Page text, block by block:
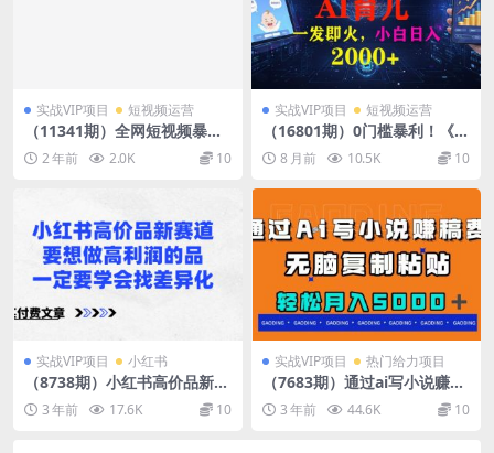
实战VIP项目 短视频运营
（11341期）全网短视频暴力
撸金赛道，日入1000＋！原创
玩法，长期稳定
2 年前 2.0K 10
实战VIP项目 短视频运营
（16801期）0门槛暴利！《A
I育儿短视频之宝宝说》一发即
火，轻松日入2000+
8 月前 10.5K 10
实战VIP项目 小红书
（8738期）小红书高价品新赛
道，要想做高利润的品，一定
要学会找差异化【某付费文
3 年前 17.6K 10
实战VIP项目 热门给力项目
（7683期）通过ai写小说赚稿
费，无脑复制粘贴，月入5000
＋ 3 年前 44.6K 10